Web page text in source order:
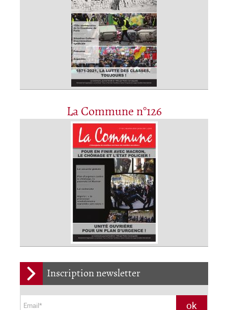
La Commune n°126
Inscription newsletter